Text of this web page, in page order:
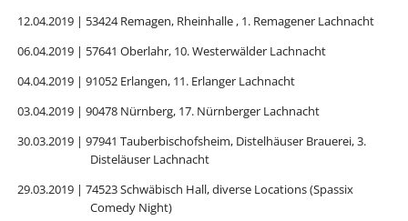
12.04.2019 | 53424 Remagen, Rheinhalle , 1. Remagener Lachnacht
06.04.2019 | 57641 Oberlahr, 10. Westerwälder Lachnacht
04.04.2019 | 91052 Erlangen, 11. Erlanger Lachnacht
03.04.2019 | 90478 Nürnberg, 17. Nürnberger Lachnacht
30.03.2019 | 97941 Tauberbischofsheim, Distelhäuser Brauerei, 3.
Disteläuser Lachnacht
29.03.2019 | 74523 Schwäbisch Hall, diverse Locations (Spassix
Comedy Night)